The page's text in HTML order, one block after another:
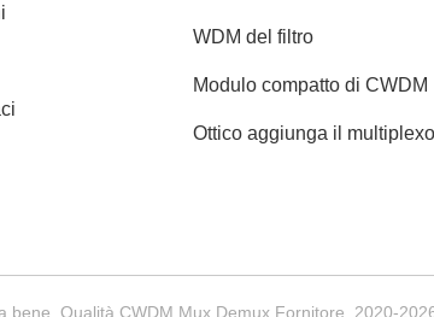
WDM del filtro
Modulo compatto di CWDM
Ottico aggiunga il
bene. Qualità CWDM Mux Demux Fornitore. 2020-